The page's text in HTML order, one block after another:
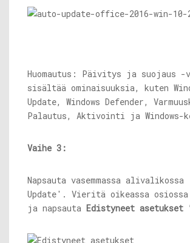
Huomautus: Päivitys ja suojaus -
sisältää ominaisuuksia, kuten
Update, Windows Defender,
Palautus, Aktivointi ja Windows-
Vaihe 3:
Napsauta vasemmassa alivalikossa
Update'. Vieritä oikeassa
ja napsauta Edistyneet asetukset